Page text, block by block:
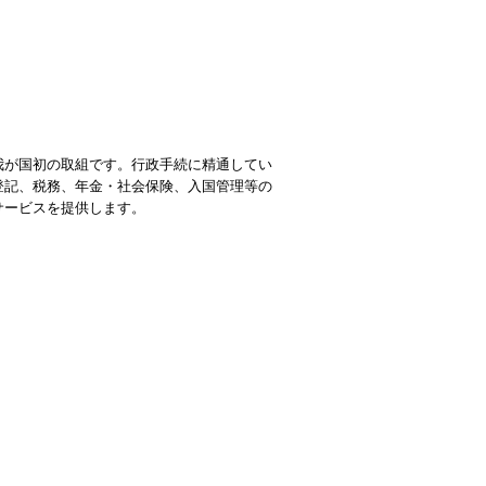
国初の取組です。行政手続に精通してい
、税務、年金・社会保険、入国管理等の
ビスを提供します。